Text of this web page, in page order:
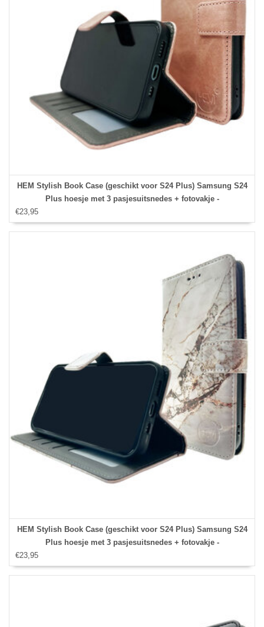
HEM Stylish Book Case (geschikt voor S24 Plus) Samsung S24
Plus hoesje met 3 pasjesuitsnedes + fotovakje -
€23,95
HEM Stylish Book Case (geschikt voor S24 Plus) Samsung S24
Plus hoesje met 3 pasjesuitsnedes + fotovakje -
Portemonneehoesje - pasjeshouder - Marble Wit/Goud
€23,95